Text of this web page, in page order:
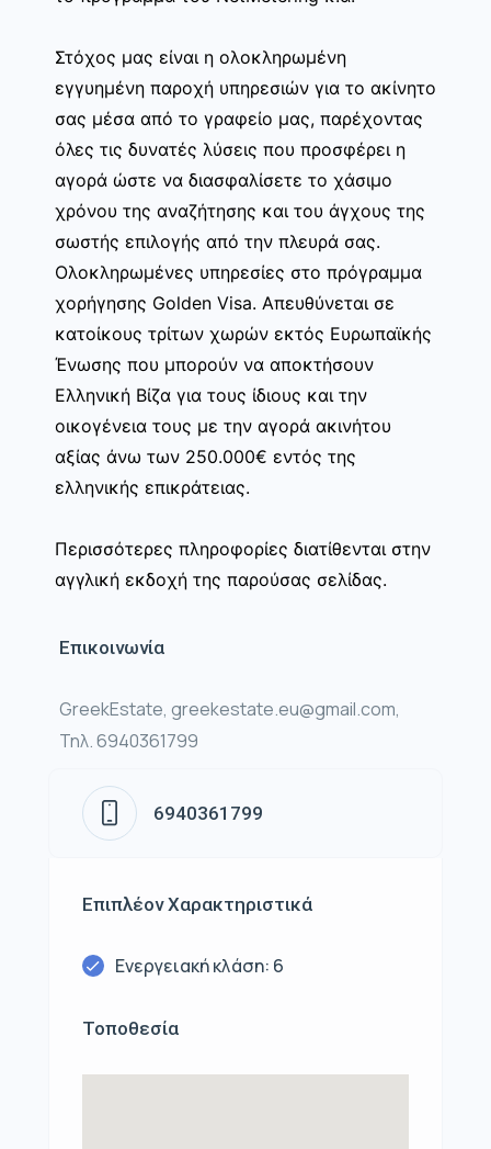
Στόχος μας είναι η ολοκληρωμένη
εγγυημένη παροχή υπηρεσιών για το ακίνητο
σας μέσα από το γραφείο μας, παρέχοντας
όλες τις δυνατές λύσεις που προσφέρει η
αγορά ώστε να διασφαλίσετε το χάσιμο
χρόνου της αναζήτησης και του άγχους της
σωστής επιλογής από την πλευρά σας.
Ολοκληρωμένες υπηρεσίες στο πρόγραμμα
χορήγησης Golden Visa. Απευθύνεται σε
κατοίκους τρίτων χωρών εκτός Ευρωπαϊκής
Ένωσης που μπορούν να αποκτήσουν
Ελληνική Βίζα για τους ίδιους και την
οικογένεια τους με την αγορά ακινήτου
αξίας άνω των 250.000€ εντός της
ελληνικής επικράτειας.
Περισσότερες πληροφορίες διατίθενται στην
αγγλική εκδοχή της παρούσας σελίδας.
Επικοινωνία
GreekEstate, greekestate.eu@gmail.com,
Τηλ. 6940361799
6940361799
Επιπλέον Χαρακτηριστικά
Ενεργειακή κλάση: 6
Τοποθεσία